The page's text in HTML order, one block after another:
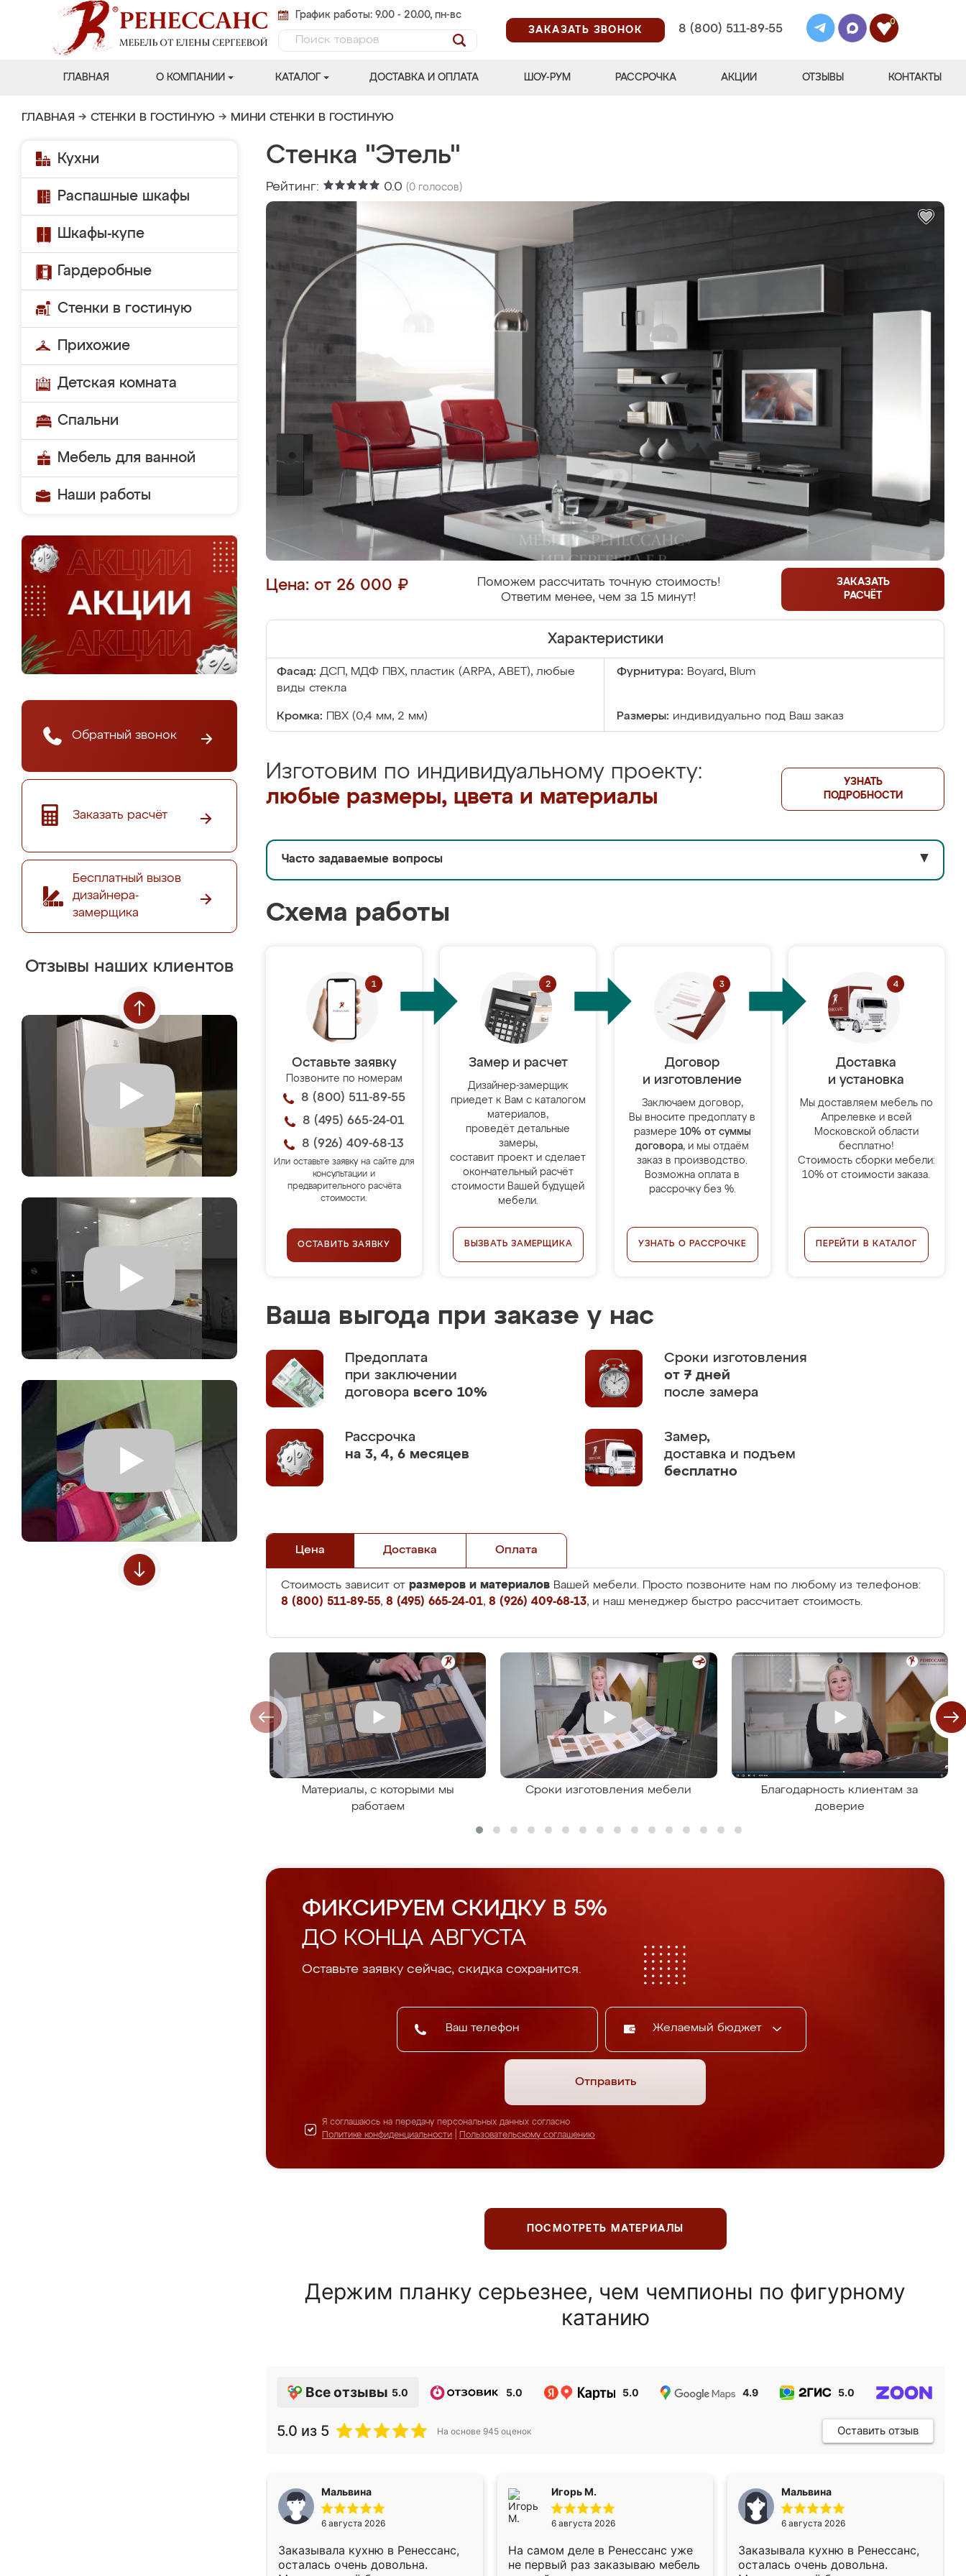
График работы: 9.00 - 20.00, пн-вс
ЗАКАЗАТЬ ЗВОНОК
8 (800) 511-89-55
0
ГЛАВНАЯ О КОМПАНИИ КАТАЛОГ ДОСТАВКА И ОПЛАТА ШОУ-РУМ РАССРОЧКА АКЦИИ ОТЗЫВЫ КОНТАКТЫ
ГЛАВНАЯ → СТЕНКИ В ГОСТИНУЮ → МИНИ СТЕНКИ В ГОСТИНУЮ
Кухни
Распашные шкафы
Шкафы-купе
Гардеробные
Стенки в гостиную
Прихожие
Детская комната
Спальни
Мебель для ванной
Наши работы
Обратный звонок
Заказать расчёт
Бесплатный вызов
дизайнера-
замерщика
Отзывы наших клиентов
Стенка "Этель"
Рейтинг: 0.0 (0 голосов)
Цена: от 26 000 ₽
Поможем рассчитать точную стоимость!
Ответим менее, чем за 15 минут!
ЗАКАЗАТЬ
РАСЧЁТ
Характеристики
Фасад: ДСП, МДФ ПВХ, пластик (ARPA, ABET), любые
виды стекла
Фурнитура: Boyard, Blum
Кромка: ПВХ (0,4 мм, 2 мм) Размеры: индивидуально под Ваш заказ
Изготовим по индивидуальному проекту:
любые размеры, цвета и материалы
УЗНАТЬ
ПОДРОБНОСТИ
Часто задаваемые вопросы ▼
Схема работы
Оставьте заявку
Позвоните по номерам
8 (800) 511-89-55
8 (495) 665-24-01
8 (926) 409-68-13
Или оставьте заявку на сайте для
консультации и
предварительного расчёта
стоимости.
ОСТАВИТЬ ЗАЯВКУ
Замер и расчет
Дизайнер-замерщик
приедет к Вам с каталогом
материалов,
проведёт детальные
замеры,
составит проект и сделает
окончательный расчёт
стоимости Вашей будущей
мебели.
ВЫЗВАТЬ ЗАМЕРЩИКА
Договор
и изготовление
Заключаем договор,
Вы вносите предоплату в
размере 10% от суммы
договора, и мы отдаём
заказ в производство.
Возможна оплата в
рассрочку без %.
УЗНАТЬ О РАССРОЧКЕ
Доставка
и установка
Мы доставляем мебель по
Апрелевке и всей
Московской области
бесплатно!
Стоимость сборки мебели:
10% от стоимости заказа.
ПЕРЕЙТИ В КАТАЛОГ
Ваша выгода при заказе у нас
Предоплата
при заключении
договора всего 10%
Сроки изготовления
от 7 дней
после замера
Рассрочка
на 3, 4, 6 месяцев
Замер,
доставка и подъем
бесплатно
Цена Доставка Оплата
Стоимость зависит от размеров и материалов Вашей мебели. Просто позвоните нам по любому из телефонов:
8 (800) 511-89-55, 8 (495) 665-24-01, 8 (926) 409-68-13, и наш менеджер быстро рассчитает стоимость.
Материалы, с которыми мы
работаем
Сроки изготовления мебели
Благодарность клиентам за
доверие
ФИКСИРУЕМ СКИДКУ В 5%
ДО КОНЦА АВГУСТА
Оставьте заявку сейчас, скидка сохранится.
Желаемый бюджет
Отправить
Я соглашаюсь на передачу персональных данных согласно
Политике конфиденциальности
Пользовательскому соглашению
ПОСМОТРЕТЬ МАТЕРИАЛЫ
Держим планку серьезнее, чем чемпионы по фигурному
катанию
Все отзывы 5.0 5.0 5.0 4.9 5.0
5.0 из 5 На основе 945 оценок Оставить отзыв
Мальвина
6 августа 2026
Заказывала кухню в Ренессанс,
осталась очень довольна.
Игорь М.
6 августа 2026
На самом деле в Ренессанс уже
не первый раз заказываю мебель
Мальвина
6 августа 2026
Заказывала кухню в Ренессанс,
осталась очень довольна.